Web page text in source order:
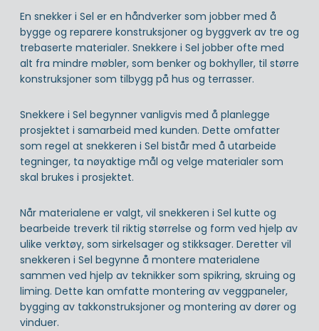
En snekker i Sel er en håndverker som jobber med å
bygge og reparere konstruksjoner og byggverk av tre og
trebaserte materialer. Snekkere i Sel jobber ofte med
alt fra mindre møbler, som benker og bokhyller, til større
konstruksjoner som tilbygg på hus og terrasser.
Snekkere i Sel begynner vanligvis med å planlegge
prosjektet i samarbeid med kunden. Dette omfatter
som regel at snekkeren i Sel bistår med å utarbeide
tegninger, ta nøyaktige mål og velge materialer som
skal brukes i prosjektet.
Når materialene er valgt, vil snekkeren i Sel kutte og
bearbeide treverk til riktig størrelse og form ved hjelp av
ulike verktøy, som sirkelsager og stikksager. Deretter vil
snekkeren i Sel begynne å montere materialene
sammen ved hjelp av teknikker som spikring, skruing og
liming. Dette kan omfatte montering av veggpaneler,
bygging av takkonstruksjoner og montering av dører og
vinduer.